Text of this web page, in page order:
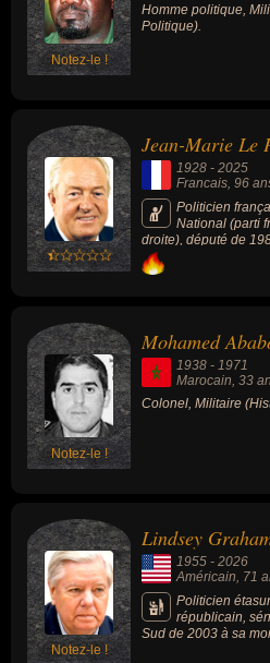
Notez-le !
Homme politique,
Politique).
Jean-Marie Le
1928 - 2025
Francais, 96
Politicien
National (parti
droite), député de
européen de 2004 à
second tout des
pour apologie de
contestation de
provocation à la
à la violence raciale,
violences, il est
Notez-le !
Mohamed
1938 - 1971
Marocain, 33
Colonel, Militaire
Notez-le !
Lindsey
1955 - 2026
Américain, 71
Politicien
républicain,
Sud de 2003 à sa
Chambre des